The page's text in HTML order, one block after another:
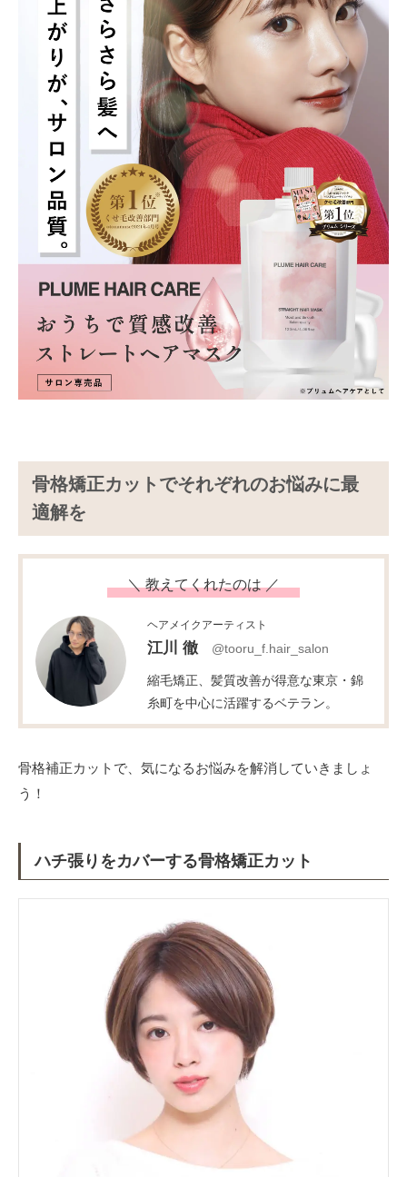
骨格矯正カットでそれぞれのお悩みに最
適解を
＼ 教えてくれたのは ／
ヘアメイクアーティスト
江川 徹 @tooru_f.hair_salon
縮毛矯正、髪質改善が得意な東京・錦
糸町を中心に活躍するベテラン。
骨格補正カットで、気になるお悩みを解消していきましょ
う！
ハチ張りをカバーする骨格矯正カット